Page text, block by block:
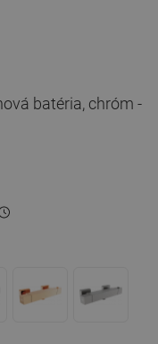
batéria, chróm -